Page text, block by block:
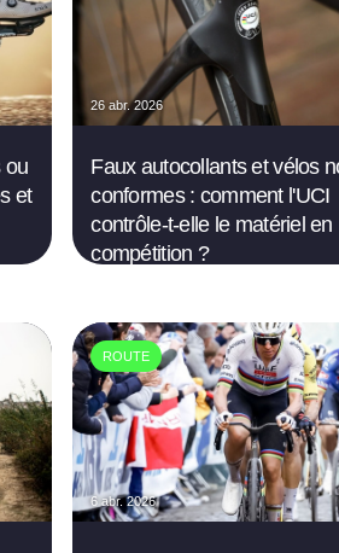
ou
et
26 abr. 2026
Faux autocollants et vélos
conformes : comment l'UCI
contrôle-t-elle le matériel en
compétition ?
ROUTE
6 abr. 2026